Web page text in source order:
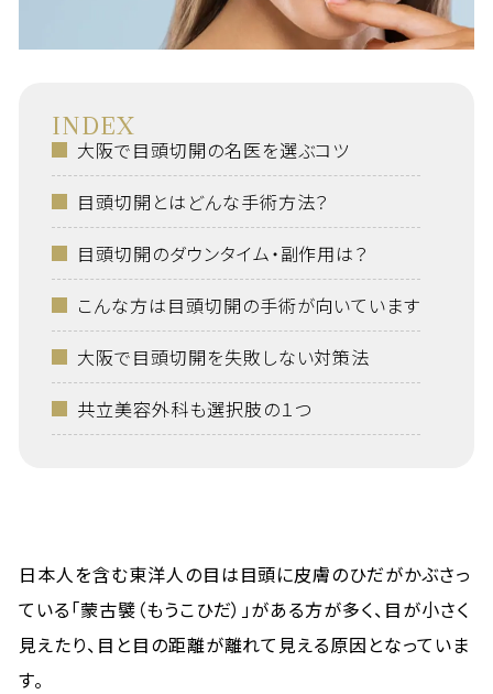
INDEX
大阪で目頭切開の名医を選ぶコツ
目頭切開とはどんな手術方法？
目頭切開のダウンタイム・副作用は？
こんな方は目頭切開の手術が向いています
大阪で目頭切開を失敗しない対策法
共立美容外科も選択肢の１つ
日本人を含む東洋人の目は目頭に皮膚のひだがかぶさっ
ている「蒙古襞（もうこひだ）」がある方が多く、目が小さく
見えたり、目と目の距離が離れて見える原因となっていま
す。